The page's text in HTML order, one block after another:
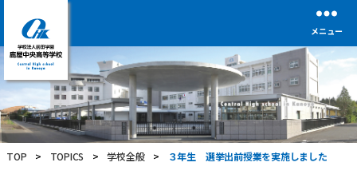
学
校
法
人
前
田
メニュー
TOP > TOPICS > 学校全般 > ３年生 選挙出前授業を実施しました